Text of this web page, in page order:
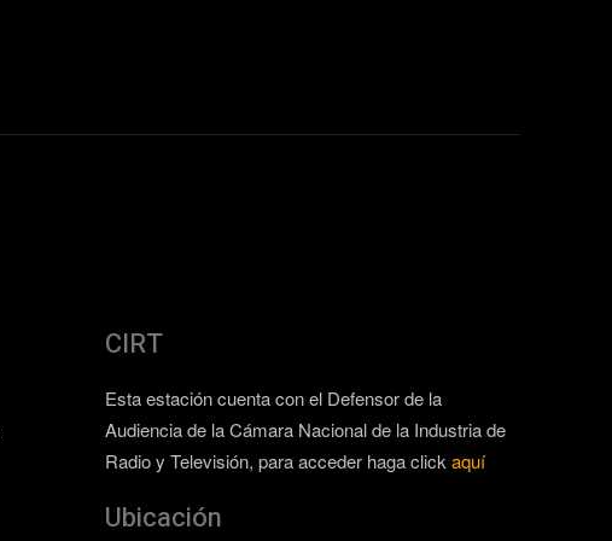
CIRT
Esta estación cuenta con el Defensor de la
Audiencia de la Cámara Nacional de la Industria de
Radio y Televisión, para acceder haga click aquí
Ubicación